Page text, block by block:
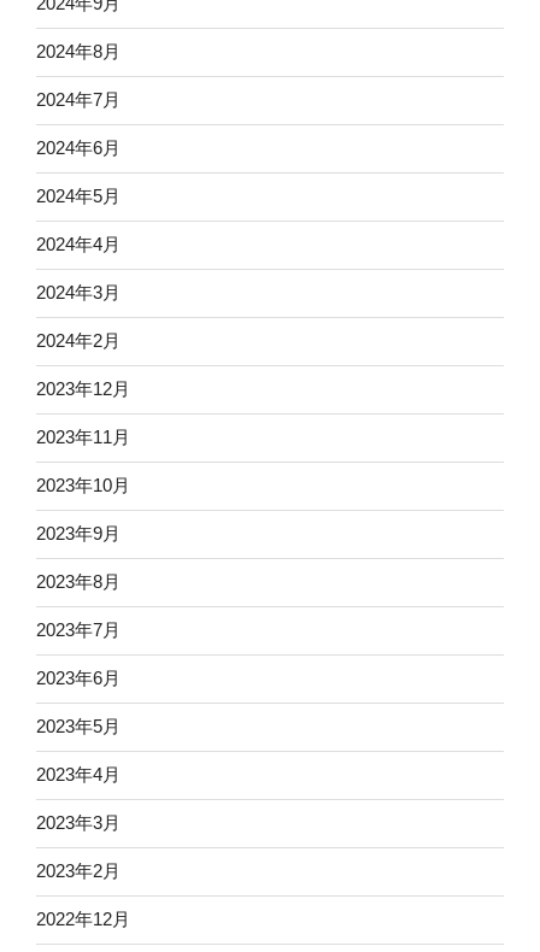
2024年8月
2024年7月
2024年6月
2024年5月
2024年4月
2024年3月
2024年2月
2023年12月
2023年11月
2023年10月
2023年9月
2023年8月
2023年7月
2023年6月
2023年5月
2023年4月
2023年3月
2023年2月
2022年12月